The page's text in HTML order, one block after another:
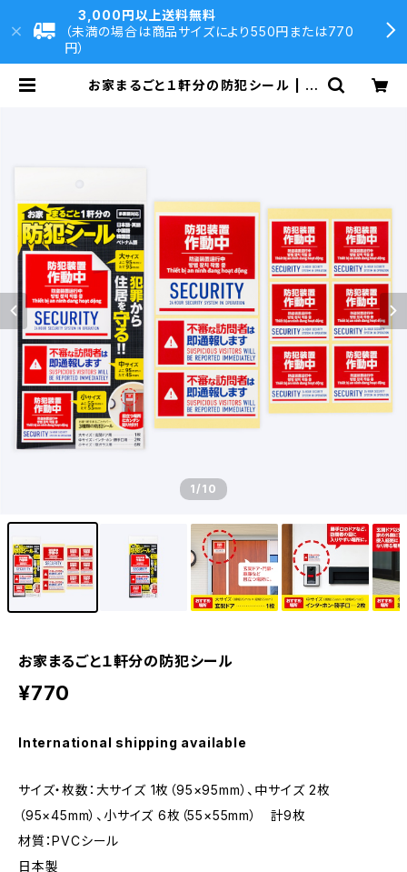
3,000円以上送料無料
（未満の場合は商品サイズにより550円または770
円）
お家まるごと１軒分の防犯シール | 大
1/10
お家まるごと１軒分の防犯シール
¥770
International shipping available
サイズ・枚数：大サイズ 1枚（95×95mm）、中サイズ 2枚
（95×45mm）、小サイズ 6枚（55×55mm） 計9枚
材質：PVCシール
日本製